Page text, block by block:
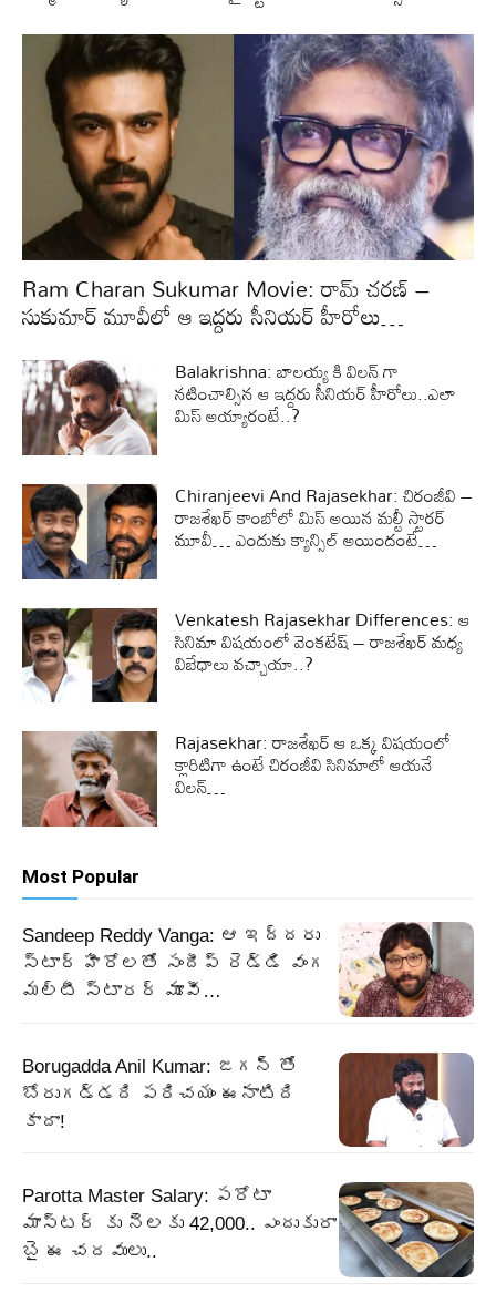
Ram Charan Sukumar Movie: రామ్ చరణ్ –
సుకుమార్ మూవీలో ఆ ఇద్దరు సీనియర్ హీరోలు…
Balakrishna: బాలయ్య కి విలన్ గా
నటించాల్సిన ఆ ఇద్దరు సీనియర్ హీరోలు..ఎలా
మిస్ అయ్యారంటే..?
Chiranjeevi And Rajasekhar: చిరంజీవి –
రాజశేఖర్ కాంబోలో మిస్ అయిన మల్టీ స్టారర్
మూవీ… ఎందుకు క్యాన్సిల్ అయిందంటే…
Venkatesh Rajasekhar Differences: ఆ
సినిమా విషయంలో వెంకటేష్ – రాజశేఖర్ మధ్య
విబేధాలు వచ్చాయా..?
Rajasekhar: రాజశేఖర్ ఆ ఒక్క విషయంలో
క్లారిటిగా ఉంటే చిరంజీవి సినిమాలో ఆయనే
విలన్…
Most Popular
Sandeep Reddy Vanga: ఆ ఇద్దరు
స్టార్ హీరోలతో సందీప్ రెడ్డి వంగ
మల్టీ స్టారర్ మూవీ…
Borugadda Anil Kumar: జగన్ తో
బోరుగడ్డది పరిచయం ఈనాటిది
కాదా!
Parotta Master Salary: పరోటా
మాస్టర్ కు నెలకు 42,000.. ఎందుకురా
బై ఈ చదవులు..